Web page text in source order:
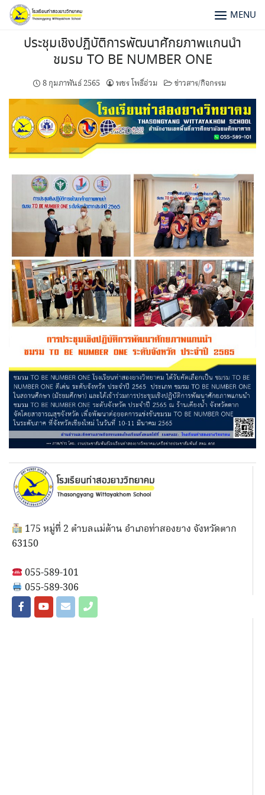
MENU
ประชุมเชิงปฏิบัติการพัฒนาศักยภาพแกนนำ
ชมรม TO BE NUMBER ONE
8 กุมภาพันธ์ 2565 พชร โพธิ์อ่วม ข่าวสาร/กิจกรรม
175 หมู่ที่ 2 ตำบลแม่ต้าน อำเภอท่าสองยาง จังหวัดตาก
63150
055-589-101
055-589-306